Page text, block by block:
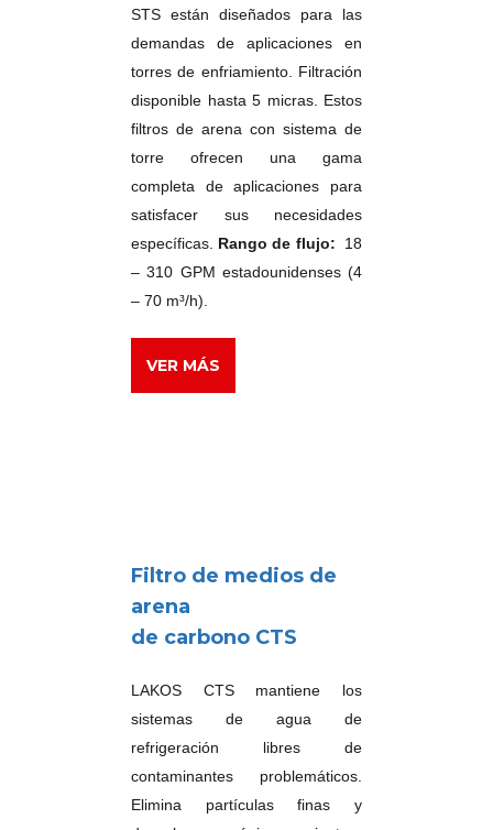
STS están diseñados para las
demandas de aplicaciones en
torres de enfriamiento. Filtración
disponible hasta 5 micras. Estos
filtros de arena con sistema de
torre ofrecen una gama
completa de aplicaciones para
satisfacer sus necesidades
específicas. Rango de flujo:
18
– 310 GPM estadounidenses (4
– 70 m³/h).
VER MÁS
Filtro de medios de
arena
de carbono CTS
LAKOS CTS mantiene los
sistemas de agua de
refrigeración libres de
contaminantes problemáticos.
Elimina partículas finas y